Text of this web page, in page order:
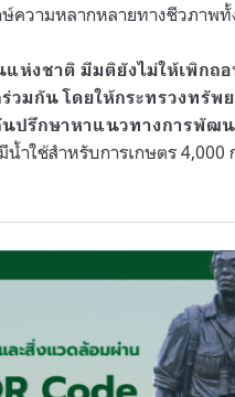
วามหลากหลายทางชีวภาพ
ห่งชาติ มีมติยังไม่ให้เพิก
วมกัน โดยให้กระทรวงทรัพ
นปรึกษาหาแนวทางการพัฒ
ำใช้สำหรับการเกษตร4,000